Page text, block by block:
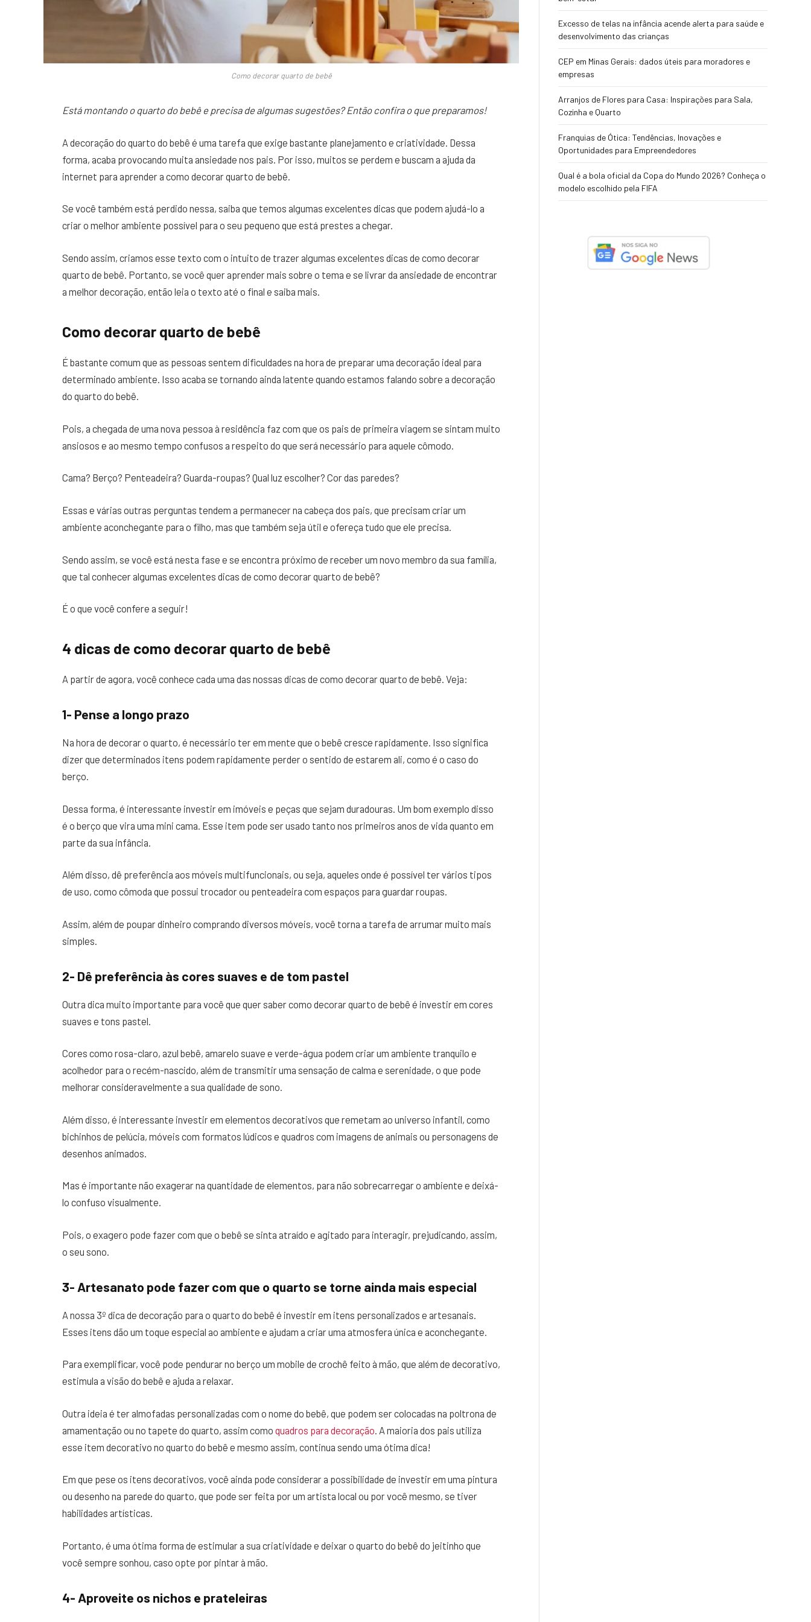
Como decorar quarto de bebê
Está montando o quarto do bebê e precisa de algumas sugestões? Então confira o que preparamos!
A decoração do quarto do bebê é uma tarefa que exige bastante planejamento e criatividade. Dessa
forma, acaba provocando muita ansiedade nos pais. Por isso, muitos se perdem e buscam a ajuda da
internet para aprender a como decorar quarto de bebê.
Se você também está perdido nessa, saiba que temos algumas excelentes dicas que podem ajudá-lo a
criar o melhor ambiente possível para o seu pequeno que está prestes a chegar.
Sendo assim, criamos esse texto com o intuito de trazer algumas excelentes dicas de como decorar
quarto de bebê. Portanto, se você quer aprender mais sobre o tema e se livrar da ansiedade de encontrar
a melhor decoração, então leia o texto até o final e saiba mais.
Como decorar quarto de bebê
É bastante comum que as pessoas sentem dificuldades na hora de preparar uma decoração ideal para
determinado ambiente. Isso acaba se tornando ainda latente quando estamos falando sobre a decoração
do quarto do bebê.
Pois, a chegada de uma nova pessoa à residência faz com que os pais de primeira viagem se sintam muito
ansiosos e ao mesmo tempo confusos a respeito do que será necessário para aquele cômodo.
Cama? Berço? Penteadeira? Guarda-roupas? Qual luz escolher? Cor das paredes?
Essas e várias outras perguntas tendem a permanecer na cabeça dos pais, que precisam criar um
ambiente aconchegante para o filho, mas que também seja útil e ofereça tudo que ele precisa.
Sendo assim, se você está nesta fase e se encontra próximo de receber um novo membro da sua família,
que tal conhecer algumas excelentes dicas de como decorar quarto de bebê?
É o que você confere a seguir!
4 dicas de como decorar quarto de bebê
A partir de agora, você conhece cada uma das nossas dicas de como decorar quarto de bebê. Veja:
1- Pense a longo prazo
Na hora de decorar o quarto, é necessário ter em mente que o bebê cresce rapidamente. Isso significa
dizer que determinados itens podem rapidamente perder o sentido de estarem ali, como é o caso do
berço.
Dessa forma, é interessante investir em imóveis e peças que sejam duradouras. Um bom exemplo disso
é o berço que vira uma mini cama. Esse item pode ser usado tanto nos primeiros anos de vida quanto em
parte da sua infância.
Além disso, dê preferência aos móveis multifuncionais, ou seja, aqueles onde é possível ter vários tipos
de uso, como cômoda que possui trocador ou penteadeira com espaços para guardar roupas.
Assim, além de poupar dinheiro comprando diversos móveis, você torna a tarefa de arrumar muito mais
simples.
2- Dê preferência às cores suaves e de tom pastel
Outra dica muito importante para você que quer saber como decorar quarto de bebê é investir em cores
suaves e tons pastel.
Cores como rosa-claro, azul bebê, amarelo suave e verde-água podem criar um ambiente tranquilo e
acolhedor para o recém-nascido, além de transmitir uma sensação de calma e serenidade, o que pode
melhorar consideravelmente a sua qualidade de sono.
Além disso, é interessante investir em elementos decorativos que remetam ao universo infantil, como
bichinhos de pelúcia, móveis com formatos lúdicos e quadros com imagens de animais ou personagens de
desenhos animados.
Mas é importante não exagerar na quantidade de elementos, para não sobrecarregar o ambiente e deixá-
lo confuso visualmente.
Pois, o exagero pode fazer com que o bebê se sinta atraído e agitado para interagir, prejudicando, assim,
o seu sono.
3- Artesanato pode fazer com que o quarto se torne ainda mais especial
A nossa 3º dica de decoração para o quarto do bebê é investir em itens personalizados e artesanais.
Esses itens dão um toque especial ao ambiente e ajudam a criar uma atmosfera única e aconchegante.
Para exemplificar, você pode pendurar no berço um mobile de crochê feito à mão, que além de decorativo,
estimula a visão do bebê e ajuda a relaxar.
Outra ideia é ter almofadas personalizadas com o nome do bebê, que podem ser colocadas na poltrona de
amamentação ou no tapete do quarto, assim como quadros para decoração . A maioria dos pais utiliza
esse item decorativo no quarto do bebê e mesmo assim, continua sendo uma ótima dica!
Em que pese os itens decorativos, você ainda pode considerar a possibilidade de investir em uma pintura
ou desenho na parede do quarto, que pode ser feita por um artista local ou por você mesmo, se tiver
habilidades artísticas.
Portanto, é uma ótima forma de estimular a sua criatividade e deixar o quarto do bebê do jeitinho que
você sempre sonhou, caso opte por pintar à mão.
4- Aproveite os nichos e prateleiras
Excesso de telas na infância acende alerta para saúde e
desenvolvimento das crianças
CEP em Minas Gerais: dados úteis para moradores e
empresas
Arranjos de Flores para Casa: Inspirações para Sala,
Cozinha e Quarto
Franquias de Ótica: Tendências, Inovações e
Oportunidades para Empreendedores
Qual é a bola oficial da Copa do Mundo 2026? Conheça o
modelo escolhido pela FIFA